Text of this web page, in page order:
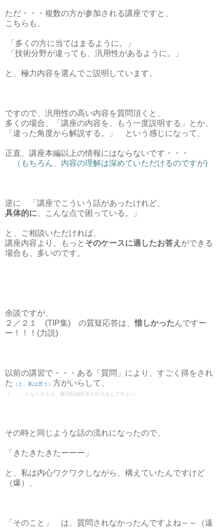
ただ・・・複数の方が参加される講座ですと、
こちらも、
「多くの方に当てはまるように。」
「技術分野が違っても、汎用性があるように。」
と、極力内容を選んでご説明しています。
ですので、汎用性の高い内容を質問頂くと、
多くの場合、「講座の内容を、もう一度説明する」とか、
「違った角度から解説する。」 という感じになって、
正直、講座本編以上の情報にはならないです・・・
（もちろん、内容の理解は深めていただけるのですが)
逆に 「講座でこういう話があったけれど、
具体的に 、こんな点で困っている。」
と、ご相談いただければ、
講座内容より、もっと そのケースに適したお答え ができる
場合も、多いのです。
余談ですが、
２／２１ (TIP集) の質疑応答は、惜しかったんですー
ー！！！(力説)
以前の講習で・・・ある「質問」により、すごく得をされ
た
（と、私は思う） 方がいらして、
（・・・かなり大きな、費用削減効果が出せるんですよ♪）
その時と同じような話の流れになったので、
「きたきたきたーーー」
と、私は内心ワクワクしながら、構えていたんですけど
（爆）、
「そのこと」 は、質問されなかったんですよね～～（遠